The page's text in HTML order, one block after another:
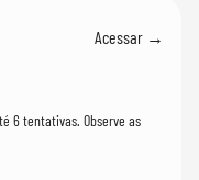
Acessar →
6 tentativas. Observe as